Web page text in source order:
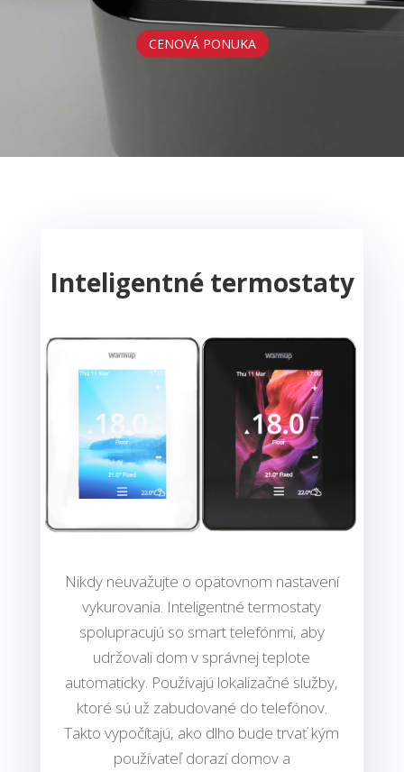
CENOVÁ PONUKA
Inteligentné termostaty
Nikdy neuvažujte o opätovnom nastavení
vykurovania. Inteligentné termostaty
spolupracujú so smart telefónmi, aby
udržovali dom v správnej teplote
automaticky. Používajú lokalizačné služby,
ktoré sú už zabudované do telefónov.
Takto vypočítajú, ako dlho bude trvať kým
používateľ dorazí domov a